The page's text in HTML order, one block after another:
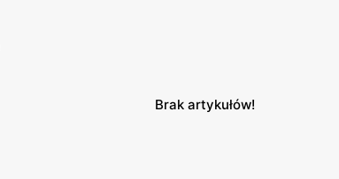
Brak artykułów!